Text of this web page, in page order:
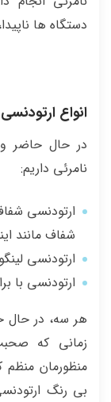
دستگاه ها
انواع
نامرئی داریم:
ارتودنسی
شفاف مانند
ارتودنسی
ارتودنسی با
هر سه، در حال
زمانی که
منظورمان
بی رنگ